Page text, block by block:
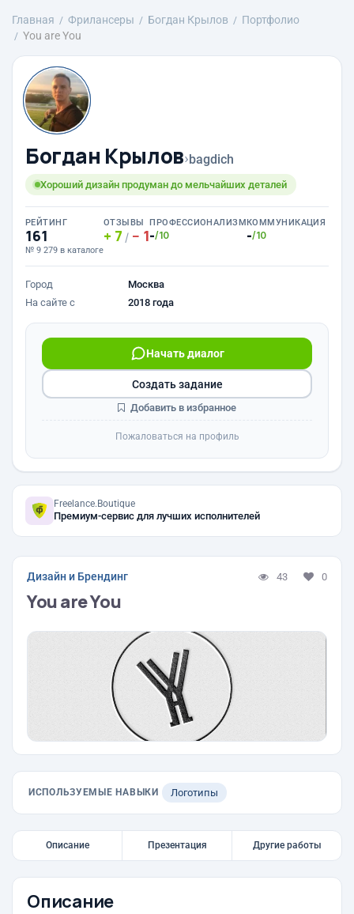
Главная Фрилансеры Богдан Крылов
Портфолио
You are You
Богдан Крылов›bagdich
Хороший дизайн продуман до мельчайших деталей
РЕЙТИНГ
161
№ 9 279 в каталоге
ОТЗЫВЫ
7 / 1
ПРОФЕССИОНАЛИЗМ
-/10
КОММУНИКАЦИЯ
-/10
Город
Москва
На сайте с
2018 года
Начать диалог
Создать задание
Добавить в избранное
Пожаловаться на профиль
Freelance.Boutique
Премиум-сервис для лучших исполнителей
Дизайн и Брендинг 43 0
You are You
ИСПОЛЬЗУЕМЫЕ НАВЫКИ Логотипы
Описание Презентация Другие работы
Описание